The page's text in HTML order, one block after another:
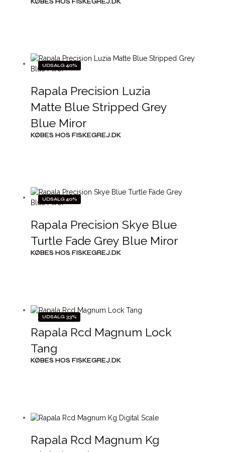
KØBES HOS FISKEGREJ.DK
UDSALG 40%
Rapala Precision Luzia
Matte Blue Stripped Grey
Blue Miror
KØBES HOS FISKEGREJ.DK
UDSALG 40%
Rapala Precision Skye Blue
Turtle Fade Grey Blue Miror
KØBES HOS FISKEGREJ.DK
UDSALG 33%
Rapala Rcd Magnum Lock
Tang
KØBES HOS FISKEGREJ.DK
Rapala Rcd Magnum Kg